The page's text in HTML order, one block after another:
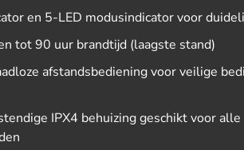
en 5-LED modusindicator voor
tot 90 uur brandtijd (laagste stand)
afstandsbediening voor veilige
IPX4 behuizing geschikt voor alle